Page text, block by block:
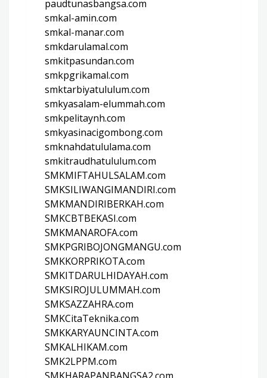
paudtunasbangsa.com
smkal-amin.com
smkal-manar.com
smkdarulamal.com
smkitpasundan.com
smkpgrikamal.com
smktarbiyatululum.com
smkyasalam-elummah.com
smkpelitaynh.com
smkyasinacigombong.com
smknahdatululama.com
smkitraudhatululum.com
SMKMIFTAHULSALAM.com
SMKSILIWANGIMANDIRI.com
SMKMANDIRIBERKAH.com
SMKCBTBEKASI.com
SMKMANAROFA.com
SMKPGRIBOJONGMANGU.com
SMKKORPRIKOTA.com
SMKITDARULHIDAYAH.com
SMKSIROJULUMMAH.com
SMKSAZZAHRA.com
SMKCitaTeknika.com
SMKKARYAUNCINTA.com
SMKALHIKAM.com
SMK2LPPM.com